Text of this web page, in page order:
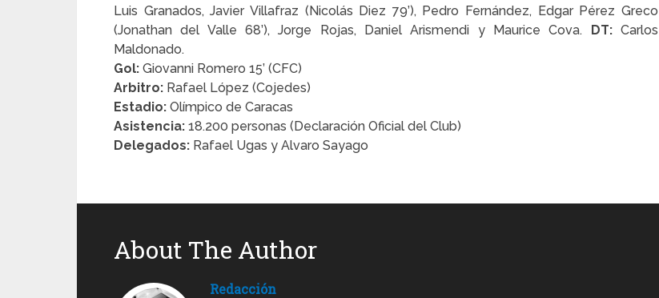
Luis Granados, Javier Villafraz (Nicolás Diez 79’), Pedro Fernández, Edgar Pérez Greco
(Jonathan del Valle 68’), Jorge Rojas, Daniel Arismendi y Maurice Cova. DT:Carlos
Maldonado.
Gol: Giovanni Romero 15’ (CFC)
Arbitro: Rafael López (Cojedes)
Estadio: Olímpico de Caracas
Asistencia: 18.200 personas (Declaración Oficial del Club)
Delegados: Rafael Ugas y Alvaro Sayago
About The Author
Redacción